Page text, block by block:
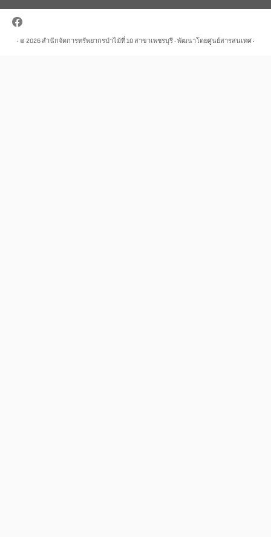
· © 2026สำนักจัดการทรัพยากรป่าไม้ที่ 10 สาขาเพชรบุรี· พัฒนาโดยศูนย์สารสนเทศ ·